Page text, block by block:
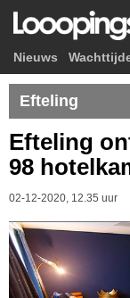
Nieuws
Efteling
Efteling
98
02-12-2020, 12.35 uur